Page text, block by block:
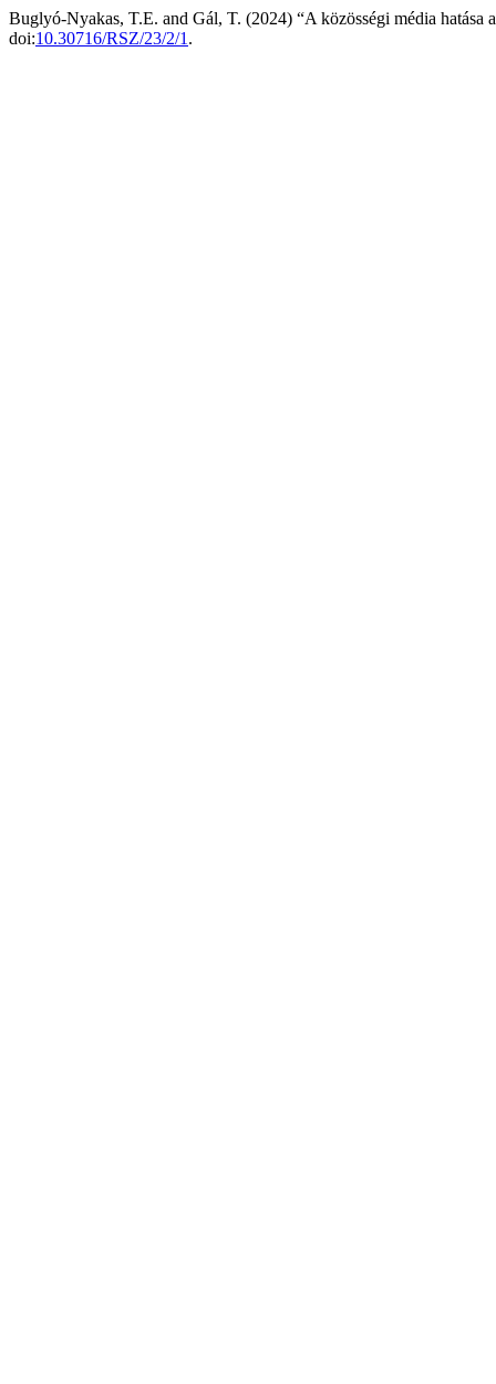
Buglyó-Nyakas, T.E. and Gál, T. (2024) “A közösségi média hatása
doi:10.30716/RSZ/23/2/1 .